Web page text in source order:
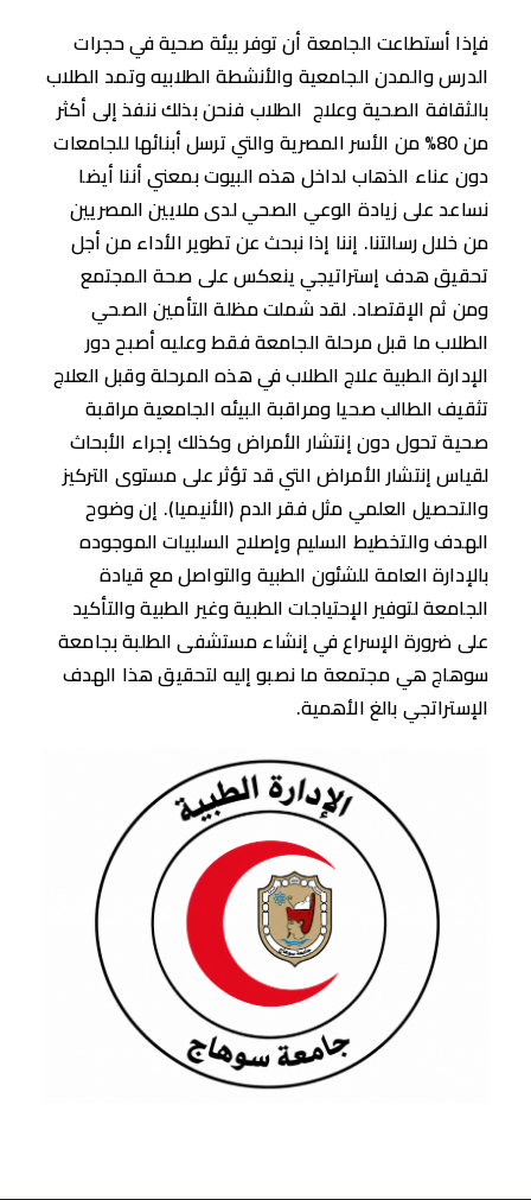
فإذا أستطاعت الجامعة أن توفر بيئة صحية في حجرات
الدرس والمدن الجامعية والأنشطة الطلابيه وتمد الطلاب
بالثقافة الصحية وعلاج الطلاب فنحن بذلك ننفذ إلى أكثر
من 80% من الأسر المصرية والتي ترسل أبنائها للجامعات
دون عناء الذهاب لداخل هذه البيوت بمعني أننا أيضا
نساعد على زيادة الوعي الصحي لدى ملايين المصريين
من خلال رسالتنا. إننا إذا نبحث عن تطوير الأداء من أجل
تحقيق هدف إستراتيجي ينعكس على صحة المجتمع
ومن ثم الإقتصاد. لقد شملت مظلة التأمين الصحي
الطلاب ما قبل مرحلة الجامعة فقط وعليه أصبح دور
الإدارة الطبية علاج الطلاب في هذه المرحلة وقبل العلاج
تثقيف الطالب صحيا ومراقبة البيئه الجامعية مراقبة
صحية تحول دون إنتشار الأمراض وكذلك إجراء الأبحاث
لقياس إنتشار الأمراض التي قد تؤثر على مستوى التركيز
والتحصيل العلمي مثل فقر الدم (الأنيميا). إن وضوح
الهدف والتخطيط السليم وإصلاح السلبيات الموجوده
بالإدارة العامة للشئون الطبية والتواصل مع قيادة
الجامعة لتوفير الإحتياجات الطبية وغير الطبية والتأكيد
على ضرورة الإسراع في إنشاء مستشفى الطلبة بجامعة
سوهاج هي مجتمعة ما نصبو إليه لتحقيق هذا الهدف
الإستراتجي بالغ الأهمية.